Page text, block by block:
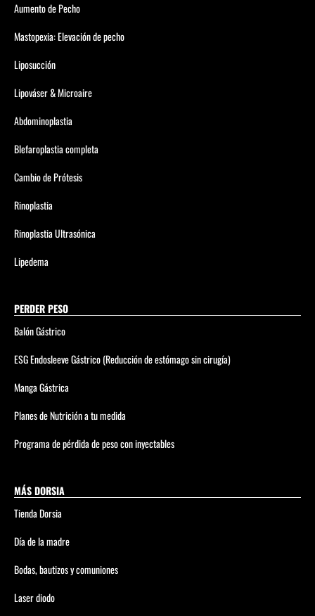
Aumento de Pecho
Mastopexia: Elevación de pecho
Liposucción
Lipováser & Microaire
Abdominoplastia
Blefaroplastia completa
Cambio de Prótesis
Rinoplastia
Rinoplastia Ultrasónica
Lipedema
PERDER PESO
Balón Gástrico
ESG Endosleeve Gástrico (Reducción de estómago sin cirugía)
Manga Gástrica
Planes de Nutrición a tu medida
Programa de pérdida de peso con inyectables
MÁS DORSIA
Tienda Dorsia
Día de la madre
Bodas, bautizos y comuniones
Laser diodo